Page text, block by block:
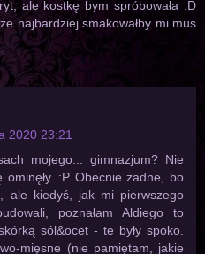
ale kostkę bym spróbowała :D
najbardziej smakowałby mi mus
2020 23:21
mojego... gimnazjum? Nie
:P Obecnie żadne, bo
ale kiedyś, jak mi pierwszego
poznałam Aldiego to
sól&ocet - te były spoko.
mięsne (nie pamiętam, jakie